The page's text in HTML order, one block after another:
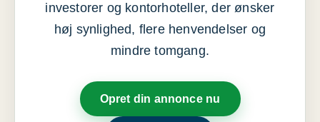
investorer og kontorhoteller, der ønsker
høj synlighed, flere henvendelser og
mindre tomgang.
Opret din annonce nu